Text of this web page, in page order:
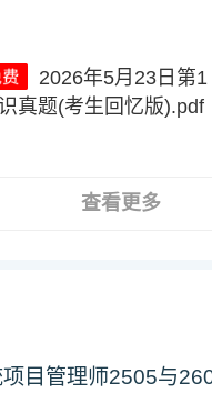
真题(考生回忆版).pdf
查看更多